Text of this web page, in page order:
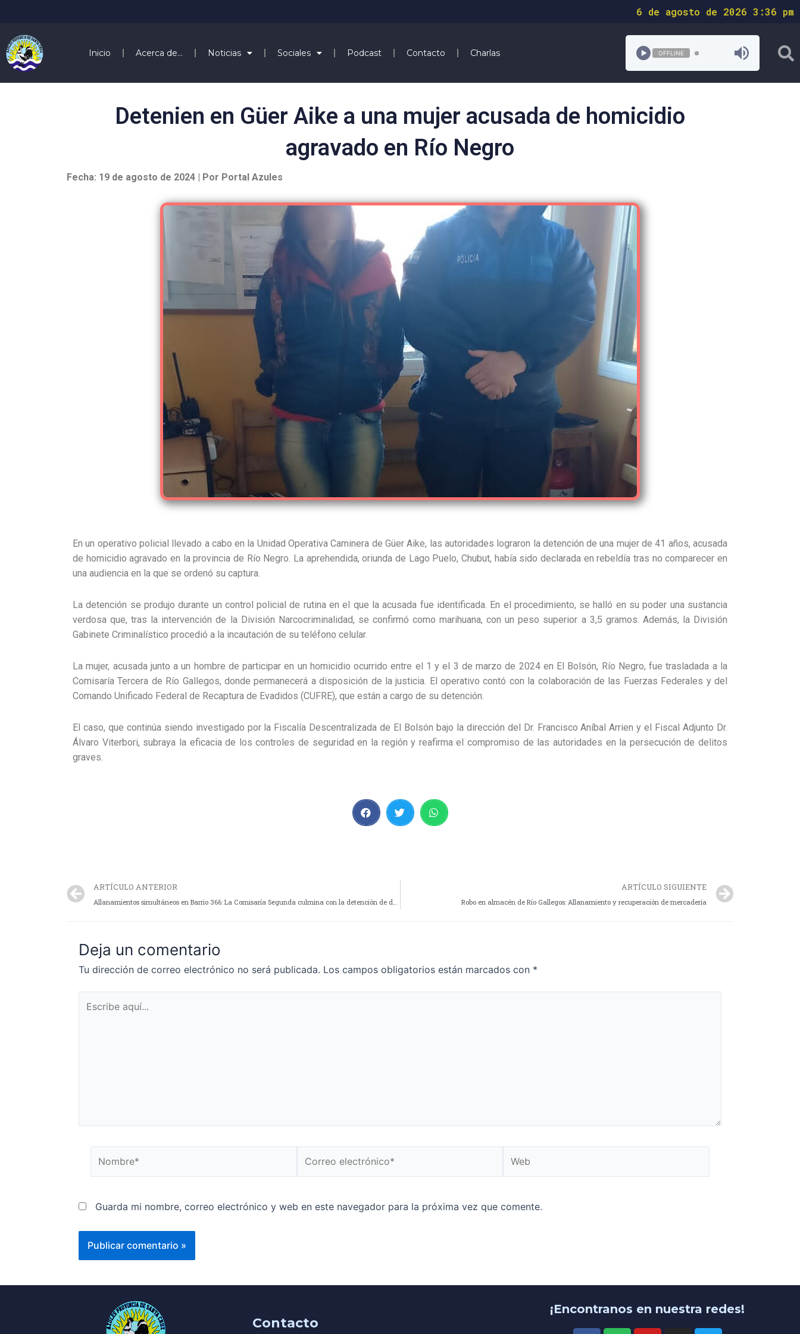
6 de agosto de 2026 3:36 pm
Inicio Acerca de… Noticias Sociales Podcast Contacto Charlas OFFLINE
Detenien en Güer Aike a una mujer acusada de homicidio
agravado en Río Negro
Fecha: 19 de agosto de 2024 | Por Portal Azules
En un operativo policial llevado a cabo en la Unidad Operativa Caminera de Güer Aike, las autoridades lograron la detención de una mujer de 41 años, acusada
de homicidio agravado en la provincia de Río Negro. La aprehendida, oriunda de Lago Puelo, Chubut, había sido declarada en rebeldía tras no comparecer en
una audiencia en la que se ordenó su captura.
La detención se produjo durante un control policial de rutina en el que la acusada fue identificada. En el procedimiento, se halló en su poder una sustancia
verdosa que, tras la intervención de la División Narcocriminalidad, se confirmó como marihuana, con un peso superior a 3,5 gramos. Además, la División
Gabinete Criminalístico procedió a la incautación de su teléfono celular.
La mujer, acusada junto a un hombre de participar en un homicidio ocurrido entre el 1 y el 3 de marzo de 2024 en El Bolsón, Río Negro, fue trasladada a la
Comisaría Tercera de Río Gallegos, donde permanecerá a disposición de la justicia. El operativo contó con la colaboración de las Fuerzas Federales y del
Comando Unificado Federal de Recaptura de Evadidos (CUFRE), que están a cargo de su detención.
El caso, que continúa siendo investigado por la Fiscalía Descentralizada de El Bolsón bajo la dirección del Dr. Francisco Aníbal Arrien y el Fiscal Adjunto Dr.
Álvaro Viterbori, subraya la eficacia de los controles de seguridad en la región y reafirma el compromiso de las autoridades en la persecución de delitos
graves.
ARTÍCULO ANTERIOR
Allanamientos simultáneos en Barrio 366: La Comisaría Segunda culmina con la detención de dos individuos y recuperación de bienes sustraídos
ARTÍCULO SIGUIENTE
Robo en almacén de Río Gallegos: Allanamiento y recuperación de mercadería
Deja un comentario
Tu dirección de correo electrónico no será publicada. Los campos obligatorios están marcados con *
Guarda mi nombre, correo electrónico y web en este navegador para la próxima vez que comente.
Contacto
¡Encontranos en nuestra redes!